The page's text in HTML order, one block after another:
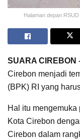
Halaman depan
SUARA CIREBON
Cirebon menjadi
(BPK) RI yang
Hal itu
Kota Cirebon
Cirebon dalam